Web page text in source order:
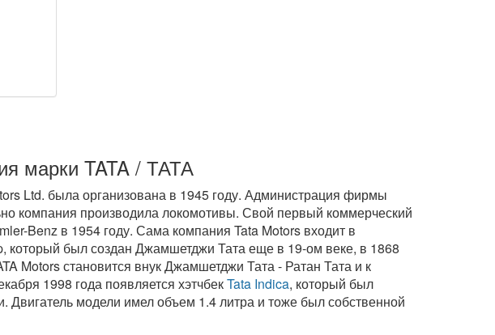
марки TATA / ТАТА
Ltd. была организована в 1945 году. Администрация фирмы
компания производила локомотивы. Свой первый коммерческий
Benz в 1954 году. Сама компания Tata Motors входит в
который был создан Джамшетджи Тата еще в 19-ом веке, в 1868
Motors становится внук Джамшетджи Тата - Ратан Тата и к
1998 года появляется хэтчбекTata Indica, который был
Двигатель модели имел объем 1.4 литра и тоже был собственной